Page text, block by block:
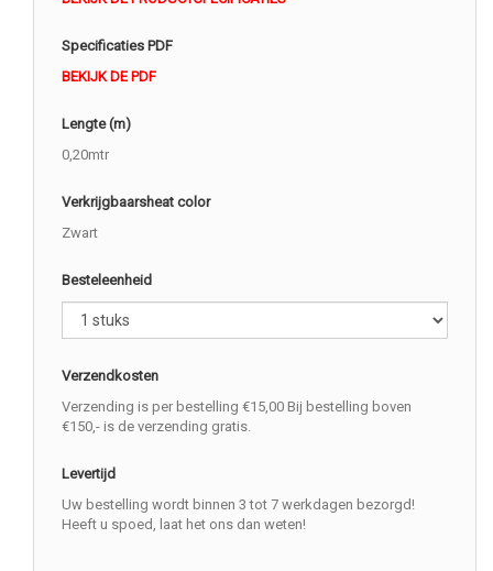
Specificaties PDF
BEKIJK DE PDF
Lengte (m)
0,20mtr
Verkrijgbaarsheat color
Zwart
Besteleenheid
Verzendkosten
Verzending is per bestelling €15,00 Bij bestelling boven
€150,- is de verzending gratis.
Levertijd
Uw bestelling wordt binnen 3 tot 7 werkdagen bezorgd!
Heeft u spoed, laat het ons dan weten!